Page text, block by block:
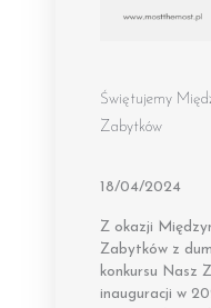
Świętujemy
Zabytków
18/04/2024
Z okazji
Zabytków z
konkursu Nasz
inauguracji w